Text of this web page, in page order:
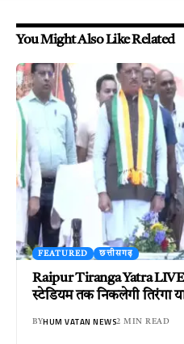
You Might Also Like Related
FEATURED छत्तीसगढ़
Raipur Tiranga Yatra
स्टेडियम तक निकलेगी तिरंगा
BYHUM VATAN NEWS2 MIN READ